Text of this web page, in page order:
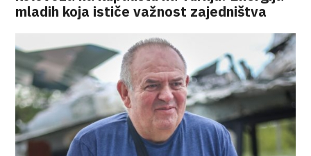
mladih koja ističe važnost zajedništva